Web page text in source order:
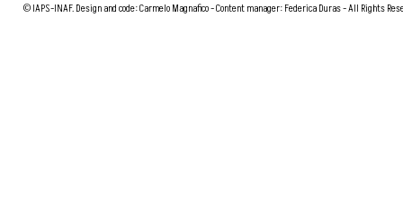
© IAPS-INAF. Design and code: Carmelo Magnafico - Content manager: Federica Duras - All Rights